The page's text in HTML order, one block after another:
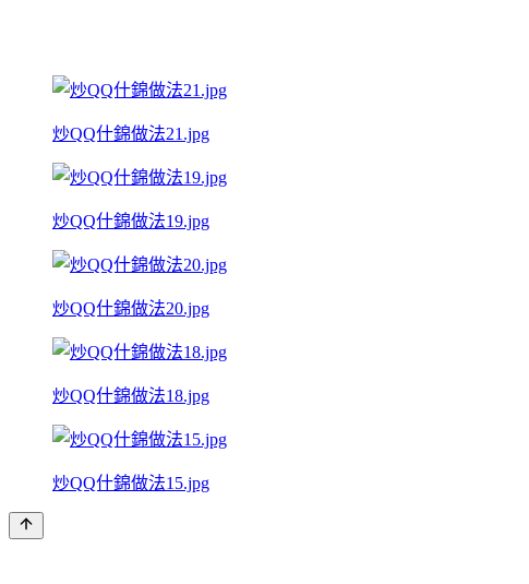
炒QQ什錦做法21.jpg
炒QQ什錦做法19.jpg
炒QQ什錦做法20.jpg
炒QQ什錦做法18.jpg
炒QQ什錦做法15.jpg